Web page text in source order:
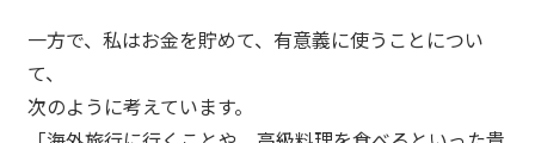
一方で、私はお金を貯めて、有意義に使うことについ
て、
次のように考えています。